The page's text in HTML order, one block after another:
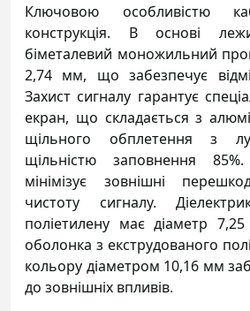
Ключовою особливістю
конструкція. В основі
біметалевий моножильний
2,74 мм, що забезпечує
Захист сигналу гарантує
екран, що складається з
щільного обплетення з
щільністю заповнення
мінімізує зовнішні
чистоту сигналу.
поліетилену має діаметр
оболонка з екструдованого
кольору діаметром 10,16 мм
до зовнішніх впливів.